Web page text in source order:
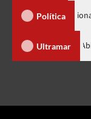
Política
Nacional de
Ultramar
Presidente de